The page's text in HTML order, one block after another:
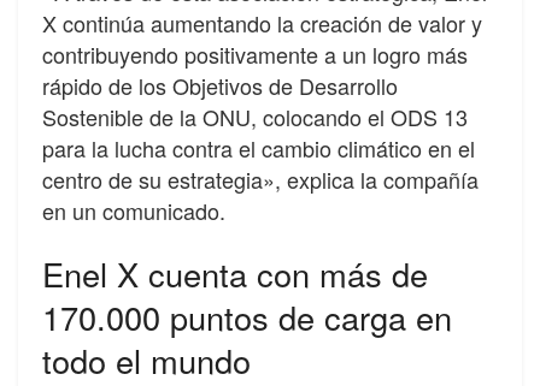
X continúa aumentando la creación de valor y
contribuyendo positivamente a un logro más
rápido de los Objetivos de Desarrollo
Sostenible de la ONU, colocando el ODS 13
para la lucha contra el cambio climático en el
centro de su estrategia», explica la compañía
en un comunicado.
Enel X cuenta con más de
170.000 puntos de carga en
todo el mundo